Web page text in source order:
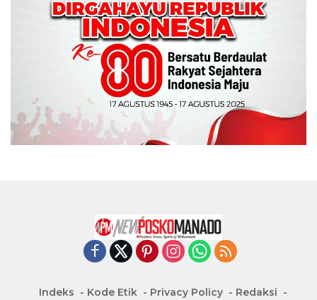
Indeks Kode Etik Privacy Policy Redaksi